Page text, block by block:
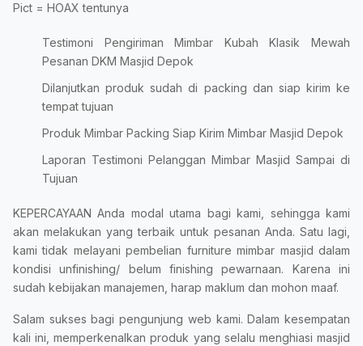
Pict = HOAX tentunya
Testimoni Pengiriman Mimbar Kubah Klasik Mewah
Pesanan DKM Masjid Depok
Dilanjutkan produk sudah di packing dan siap kirim ke
tempat tujuan
Produk Mimbar Packing Siap Kirim Mimbar Masjid Depok
Laporan Testimoni Pelanggan Mimbar Masjid Sampai di
Tujuan
KEPERCAYAAN Anda modal utama bagi kami, sehingga kami
akan melakukan yang terbaik untuk pesanan Anda. Satu lagi,
kami tidak melayani pembelian furniture mimbar masjid dalam
kondisi unfinishing/ belum finishing pewarnaan. Karena ini
sudah kebijakan manajemen, harap maklum dan mohon maaf.
Salam sukses bagi pengunjung web kami. Dalam kesempatan
kali ini, memperkenalkan produk yang selalu menghiasi masjid